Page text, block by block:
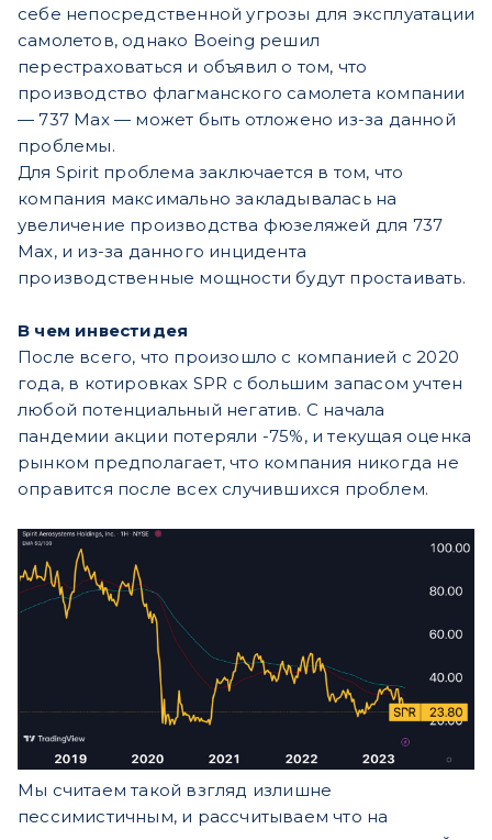
себе непосредственной угрозы для эксплуатации
самолетов, однако Boeing решил
перестраховаться и объявил о том, что
производство флагманского самолета компании
— 737 Max — может быть отложено из-за данной
проблемы.
Для Spirit проблема заключается в том, что
компания максимально закладывалась на
увеличение производства фюзеляжей для 737
Max, и из-за данного инцидента
производственные мощности будут простаивать.
В чем инвестидея
После всего, что произошло с компанией с 2020
года, в котировках SPR с большим запасом учтен
любой потенциальный негатив. С начала
пандемии акции потеряли -75%, и текущая оценка
рынком предполагает, что компания никогда не
оправится после всех случившихся проблем.
Мы считаем такой взгляд излишне
пессимистичным, и рассчитываем что на